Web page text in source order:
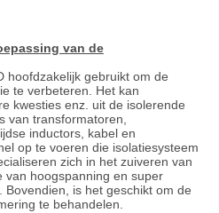
van de
hoofdzakelijk gebruikt om de
te verbeteren. Het kan
kwesties enz. uit de isolerende
van transformatoren,
inductors, kabel en
op te voeren die isolatiesysteem
zich in het zuiveren van
van hoogspanning en super
is het geschikt om de
te behandelen.